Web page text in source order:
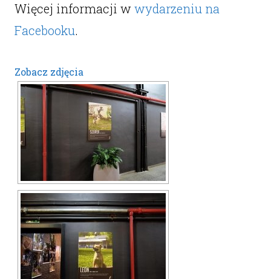
Więcej informacji w wydarzeniu na
Facebooku.
Zobacz zdjęcia